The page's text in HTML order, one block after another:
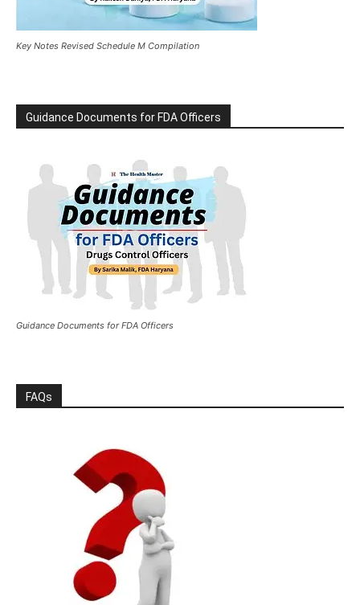
Key Notes Revised Schedule M Compilation
Guidance Documents for FDA Officers
Guidance Documents for FDA Officers
FAQs